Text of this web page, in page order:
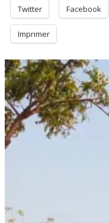
Twitter Facebook
Imprimer